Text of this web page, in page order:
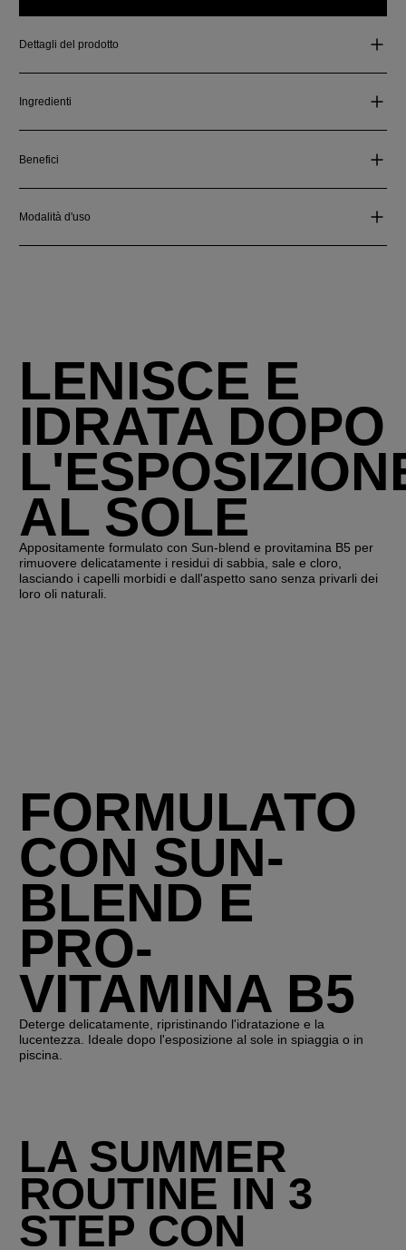
Dettagli del prodotto
Ingredienti
Benefici
Modalità d'uso
LENISCE E
IDRATA DOPO
AL SOLE
Appositamente formulato con Sun-blend e provitamina B5 per
rimuovere delicatamente i residui di sabbia, sale e cloro,
lasciando i capelli morbidi e dall'aspetto sano senza privarli dei
loro oli naturali.
FORMULATO
CON SUN-
BLEND E
PRO-
VITAMINA B5
Deterge delicatamente, ripristinando l'idratazione e la
lucentezza. Ideale dopo l'esposizione al sole in spiaggia o in
piscina.
LA SUMMER
ROUTINE IN 3
STEP CON